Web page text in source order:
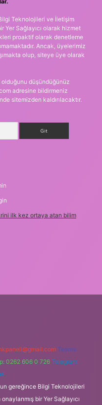
Teknolojileri ve İletişim
Yer Sağlayıcı olarak hizmet
proaktif olarak denetleme
Ancak, üyelerimiz
olup, siteye üye olarak
düşündüğünüz
adresine bildirmeniz
sitemizden kaldırılacaktır.
ilk kez ortaya atan bilim
Teams:
0262 606 0 726 Telegram:
gereğince Bilgi Teknolojileri
bir Yer Sağlayıcı